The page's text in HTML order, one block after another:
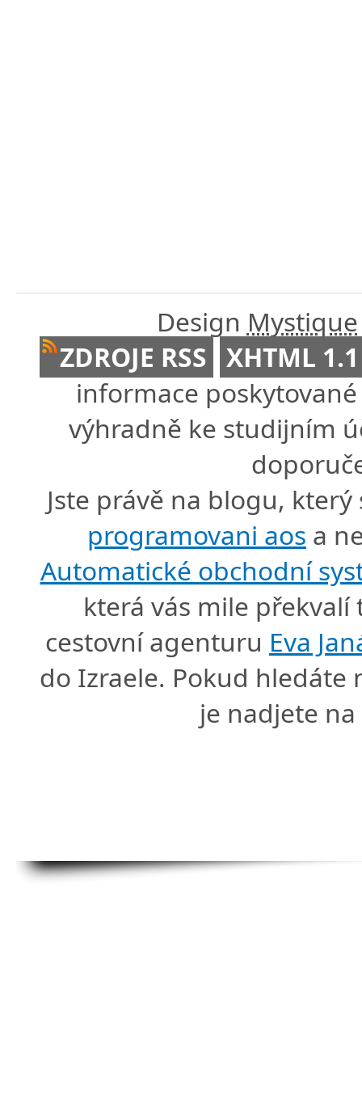
Design Mystique
ZDROJE RSS XHTML 1.1
informace
výhradně ke studijním
Jste právě na blogu,
programovani aos a
Automatické obchodní
která vás mile
cestovní agenturu Eva
do Izraele. Pokud hledáte
je nadjete